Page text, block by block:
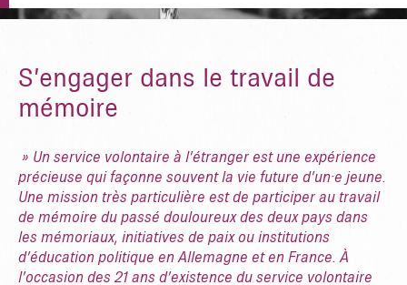
S’engager dans le travail de
mémoire
» Un service volontaire à l’étranger est une expérience
précieuse qui façonne souvent la vie future d’un·e jeune.
Une mission très particulière est de participer au travail
de mémoire du passé douloureux des deux pays dans
les mémoriaux, initiatives de paix ou institutions
d’éducation politique en Allemagne et en France. À
l’occasion des 21 ans d’existence du service volontaire